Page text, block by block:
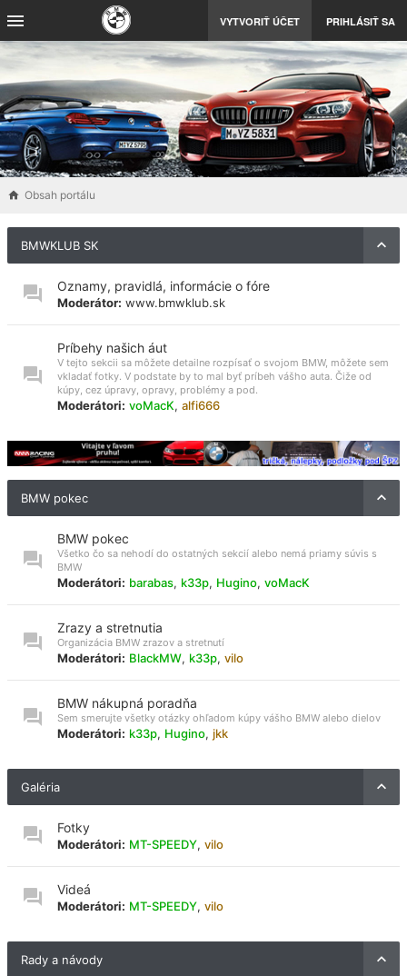
VYTVORIŤ ÚČET PRIHLÁSIŤ SA
Obsah portálu
BMWKLUB SK
Oznamy, pravidlá, informácie o fóre
Moderátor: www.bmwklub.sk
Príbehy našich áut
V tejto sekcii sa môžete detailne rozpísať o svojom BMW, môžete sem
vkladať fotky. V podstate by to mal byť príbeh vášho auta. Čiže od
kúpy, cez úpravy, opravy, problémy a pod.
Moderátori: voMacK, alfi666
BMW pokec
BMW pokec
Všetko čo sa nehodí do ostatných sekcií alebo nemá priamy súvis s
BMW
Moderátori: barabas, k33p, Hugino, voMacK
Zrazy a stretnutia
Organizácia BMW zrazov a stretnutí
Moderátori: BlackMW, k33p, vilo
BMW nákupná poradňa
Sem smerujte všetky otázky ohľadom kúpy vášho BMW alebo dielov
Moderátori: k33p, Hugino, jkk
Galéria
Fotky
Moderátori: MT-SPEEDY, vilo
Videá
Moderátori: MT-SPEEDY, vilo
Rady a návody